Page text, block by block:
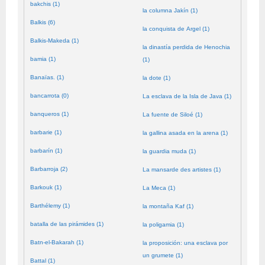
bakchis (1)
Balkis (6)
Balkis-Makeda (1)
bamia (1)
Banaïas. (1)
bancarrota (0)
banqueros (1)
barbarie (1)
barbarín (1)
Barbarroja (2)
Barkouk (1)
Barthélemy (1)
batalla de las pirámides (1)
Batn-el-Bakarah (1)
Battal (1)
la columna Jakín (1)
la conquista de Argel (1)
la dinastía perdida de Henochia
(1)
la dote (1)
La esclava de la Isla de Java (1)
La fuente de Siloé (1)
la gallina asada en la arena (1)
la guardia muda (1)
La mansarde des artistes (1)
La Meca (1)
la montaña Kaf (1)
la poligamia (1)
la proposición: una esclava por
un grumete (1)